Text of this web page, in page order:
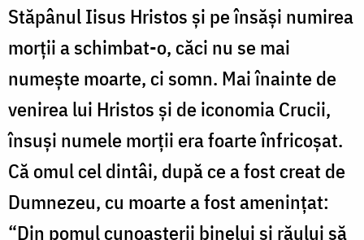
Stăpânul Iisus Hristos și pe însăși numirea
morții a schimbat-o, căci nu se mai
numește moarte, ci somn. Mai înainte de
venirea lui Hristos și de iconomia Crucii,
însuși numele morții era foarte înfricoșat.
Că omul cel dintâi, după ce a fost creat de
Dumnezeu, cu moarte a fost amenințat:
“Din pomul cunoașterii binelui și răului să